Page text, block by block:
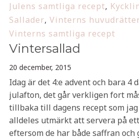
Julens samtliga recept,
Sallader, Vinterns
Vinterns samtliga recept
Vintersallad
20 december, 2015
Idag är det 4:e advent och bara 4
julafton, det går verkligen fort
tillbaka till dagens recept som
alldeles utmärkt att servera på
eftersom de har både saffran